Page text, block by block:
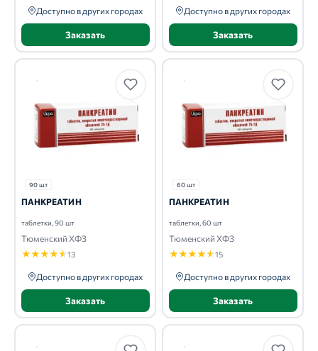
Доступно в других городах
Заказать
Доступно в других городах
Заказать
90 шт
ПАНКРЕАТИН
таблетки, 90 шт
Тюменский ХФЗ
★★★★★13
Доступно в других городах
Заказать
60 шт
ПАНКРЕАТИН
таблетки, 60 шт
Тюменский ХФЗ
★★★★★15
Доступно в других городах
Заказать